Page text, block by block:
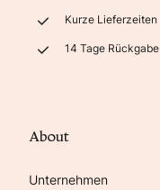
Kurze Lieferzeiten
14 Tage Rückgabe
About
Unternehmen